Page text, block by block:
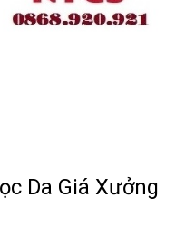
Da Giá Xưởng